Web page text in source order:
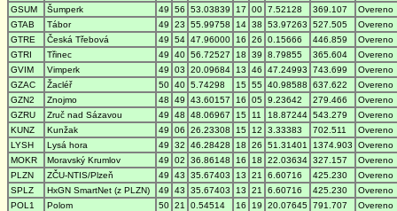
GSUM
Šumperk 49 56 53.03839 17 00 7.52128 369.107
Overeno
GTAB
Tábor 49 23 55.99758 14 38 53.97263 527.505
Overeno
GTRE
Česká Třebová 49 54 47.96000 16 26 0.15666 446.859
Overeno
GTRI
Třinec 49 40 56.72527 18 39 8.79855 365.604
Overeno
GVIM
Vimperk 49 03 20.09684 13 46 47.24993 743.699
Overeno
GZAC
Žacléř 50 40 5.74298 15 55 40.98588 637.622
Overeno
GZN2
Znojmo 48 49 43.60157 16 05 9.23642 279.466
Overeno
GZRU
Zruč nad Sázavou 49 48 48.06967 15 11 18.87244 543.279
Overeno
KUNZ
Kunžak 49 06 26.23308 15 12 3.33383 702.511
Overeno
LYSH
Lysá hora 49 32 46.28428 18 26 51.31401 1374.903
Overeno
MOKR
Moravský Krumlov 49 02 36.86148 16 18 22.03634 327.157
Overeno
PLZN
ZČU-NTIS/Plzeň 49 43 35.67403 13 21 6.60716 425.230
Overeno
SPLZ
HxGN SmartNet (z PLZN) 49 43 35.67403 13 21 6.60716 425.230
Overeno
POL1
Polom 50 21 0.54514 16 19 20.07645 791.707
Overeno